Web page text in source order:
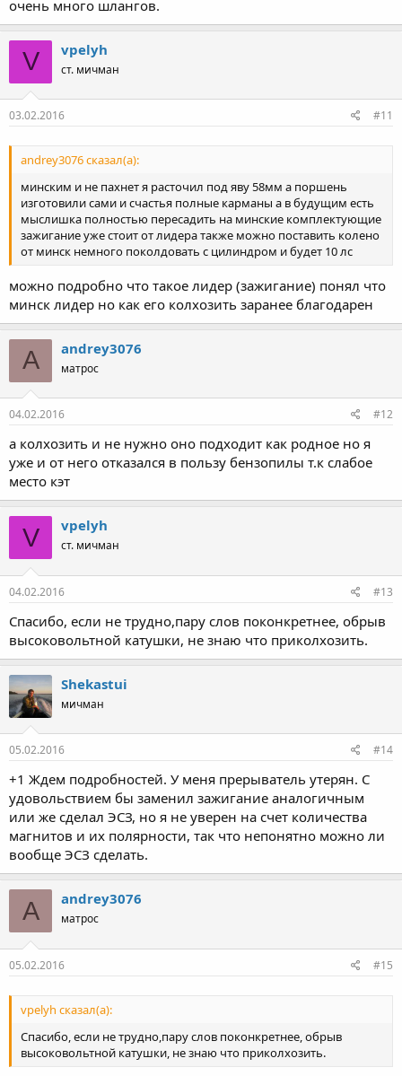
очень много шлангов.
V vpelyh
ст. мичман
03.02.2016 #11
andrey3076 сказал(а):
минским и не пахнет я расточил под яву 58мм а поршень
изготовили сами и счастья полные карманы а в будущим есть
мыслишка полностью пересадить на минские комплектующие
зажигание уже стоит от лидера также можно поставить колено
от минск немного поколдовать с цилиндром и будет 10 лс
можно подробно что такое лидер (зажигание) понял что
минск лидер но как его колхозить заранее благодарен
A andrey3076
матрос
04.02.2016 #12
а колхозить и не нужно оно подходит как родное но я
уже и от него отказался в пользу бензопилы т.к слабое
место кэт
V vpelyh
ст. мичман
04.02.2016 #13
Cпасибо, если не трудно,пару слов поконкретнее, обрыв
высоковольтной катушки, не знаю что приколхозить.
Shekastui
мичман
05.02.2016 #14
+1 Ждем подробностей. У меня прерыватель утерян. С
удовольствием бы заменил зажигание аналогичным
или же сделал ЭСЗ, но я не уверен на счет количества
магнитов и их полярности, так что непонятно можно ли
вообще ЭСЗ сделать.
A andrey3076
матрос
05.02.2016 #15
vpelyh сказал(а):
Cпасибо, если не трудно,пару слов поконкретнее, обрыв
высоковольтной катушки, не знаю что приколхозить.